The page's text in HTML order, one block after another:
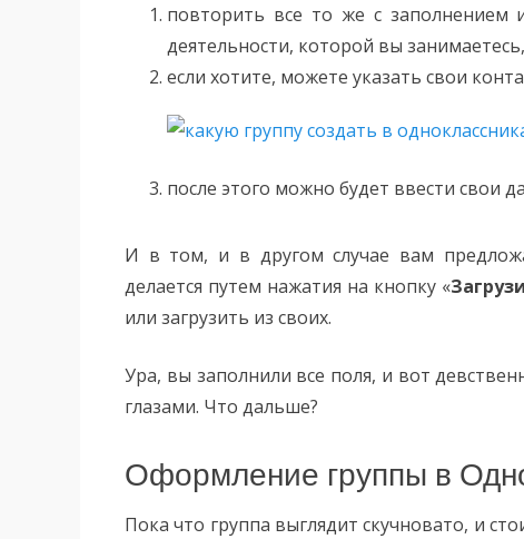
повторить все то же с
деятельности, которой вы
если хотите, можете указать свои
после этого можно будет ввести свои
И в том, и в другом случае вам
делается путем нажатия на кнопку «
или загрузить из своих.
Ура, вы заполнили все поля, и вот
глазами. Что дальше?
Оформление группы в
Пока что группа выглядит скучновато, и